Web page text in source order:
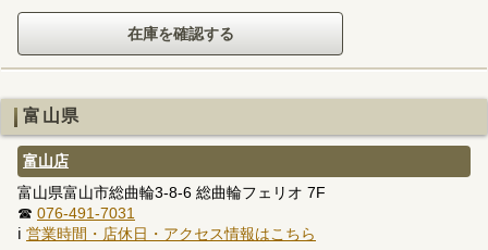
富山県
富山店
富山県富山市総曲輪3-8-6 総曲輪フェリオ 7F
☎ 076-491-7031
ℹ 営業時間・店休日・アクセス情報はこちら